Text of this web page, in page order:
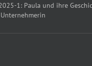
1: Paula und ihre